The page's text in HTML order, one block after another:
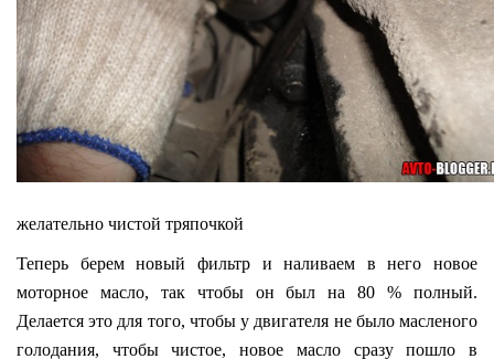
желательно чистой тряпочкой
Теперь берем новый фильтр и наливаем в него новое
моторное масло, так чтобы он был на 80 % полный.
Делается это для того, чтобы у двигателя не было масленого
голодания, чтобы чистое, новое масло сразу пошло в